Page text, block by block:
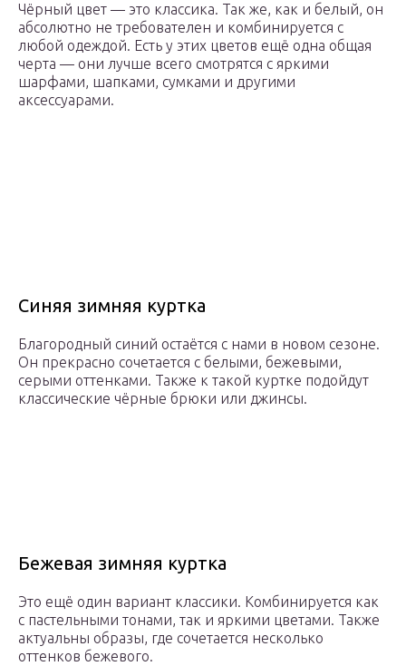
Чёрный цвет — это классика. Так же, как и белый, он
абсолютно не требователен и комбинируется с
любой одеждой. Есть у этих цветов ещё одна общая
черта — они лучше всего смотрятся с яркими
шарфами, шапками, сумками и другими
аксессуарами.
Синяя зимняя куртка
Благородный синий остаётся с нами в новом сезоне.
Он прекрасно сочетается с белыми, бежевыми,
серыми оттенками. Также к такой куртке подойдут
классические чёрные брюки или джинсы.
Бежевая зимняя куртка
Это ещё один вариант классики. Комбинируется как
с пастельными тонами, так и яркими цветами. Также
актуальны образы, где сочетается несколько
оттенков бежевого.